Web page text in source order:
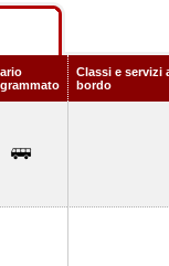
Classi e servizi
bordo